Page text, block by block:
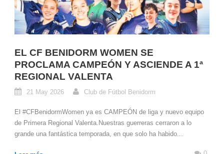
EL CF BENIDORM WOMEN SE
PROCLAMA CAMPEÓN Y ASCIENDE A 1ª
REGIONAL VALENTA
21 May 2026 Club de Fútbol Benidorm
El #CFBenidormWomen ya es CAMPEÓN de liga y nuevo equipo
de Primera Regional Valenta.Nuestras guerreras cerraron a lo
grande una fantástica temporada, en que solo ha habido...